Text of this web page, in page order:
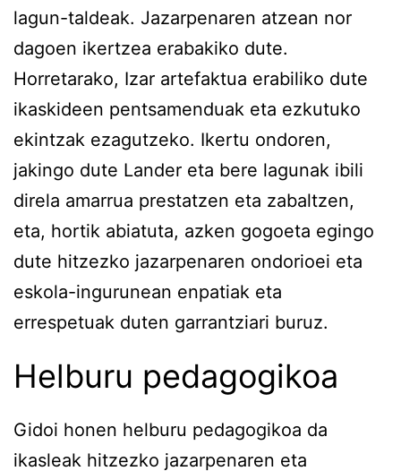
lagun-taldeak. Jazarpenaren atzean nor
dagoen ikertzea erabakiko dute.
Horretarako, Izar artefaktua erabiliko dute
ikaskideen pentsamenduak eta ezkutuko
ekintzak ezagutzeko. Ikertu ondoren,
jakingo dute Lander eta bere lagunak ibili
direla amarrua prestatzen eta zabaltzen,
eta, hortik abiatuta, azken gogoeta egingo
dute hitzezko jazarpenaren ondorioei eta
eskola-ingurunean enpatiak eta
errespetuak duten garrantziari buruz.
Helburu pedagogikoa
Gidoi honen helburu pedagogikoa da
ikasleak hitzezko jazarpenaren eta